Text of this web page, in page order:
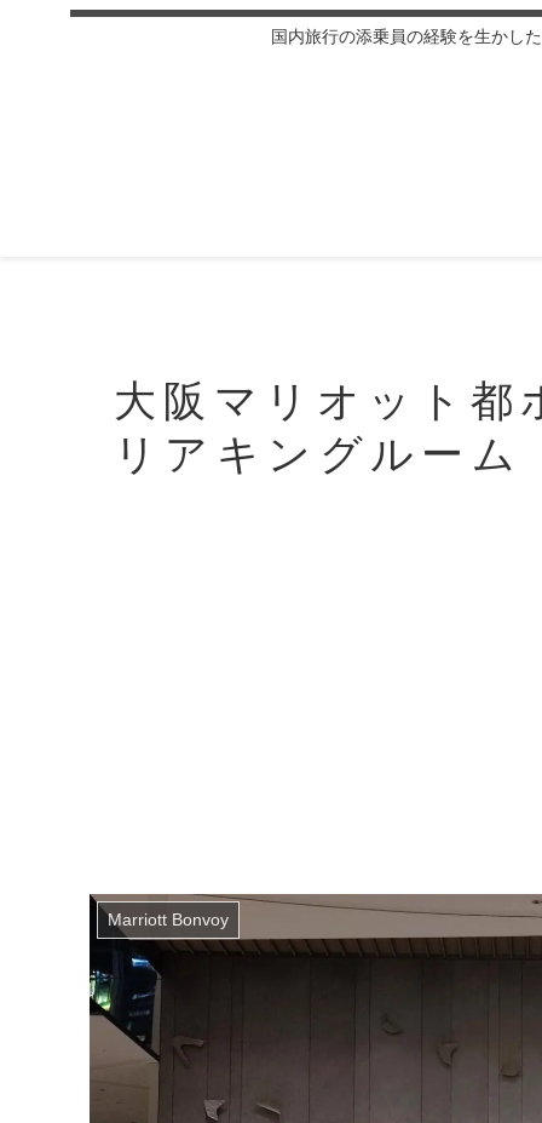
国内旅行の添乗員の経験を生かし
大阪マリオット
リアキングルー
Marriott Bonvoy